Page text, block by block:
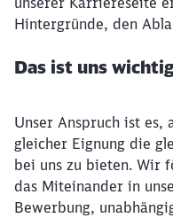
Hintergründe, den
Das ist uns
Unser Anspruch ist es,
gleicher Eignung die
bei uns zu bieten. Wir
das Miteinander in
Bewerbung,